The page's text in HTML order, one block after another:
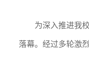
为深入推进我
落幕。经过多轮激